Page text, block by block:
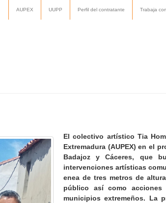
AUPEX UUPP Perfil del contratante Trabaja
El colectivo artístico Tia
Extremadura (AUPEX) en el
Badajoz y Cáceres, que
intervenciones artísticas
enea de tres metros de
público así como acciones
municipios extremeños. La